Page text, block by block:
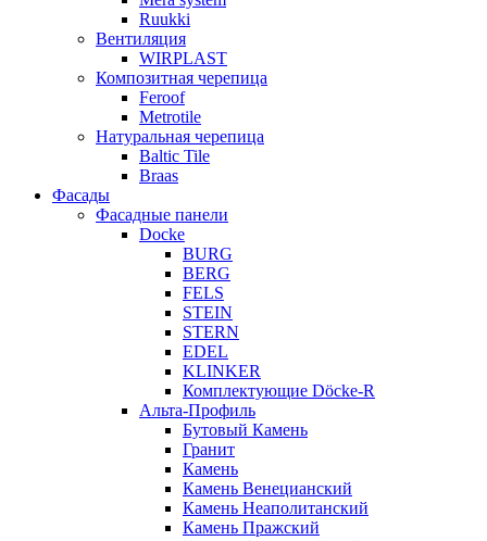
Ruukki
Вентиляция
WIRPLAST
Композитная черепица
Feroof
Metrotile
Натуральная черепица
Baltic Tile
Braas
Фасады
Фасадные панели
Docke
BURG
BERG
FELS
STEIN
STERN
EDEL
KLINKER
Комплектующие Döcke-R
Альта-Профиль
Бутовый Камень
Гранит
Камень
Камень Венецианский
Камень Неаполитанский
Камень Пражский